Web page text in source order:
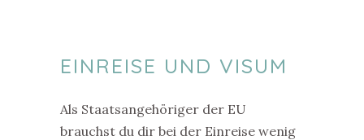
EINREISE UND VISUM
Als Staatsangehöriger der EU
brauchst du dir bei der Einreise wenig